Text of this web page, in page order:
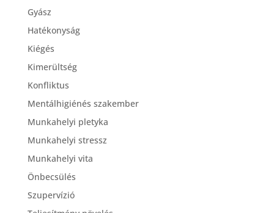
Gyász
Hatékonyság
Kiégés
Kimerültség
Konfliktus
Mentálhigiénés szakember
Munkahelyi pletyka
Munkahelyi stressz
Munkahelyi vita
Önbecsülés
Szupervízió